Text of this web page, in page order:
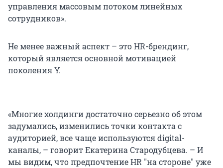
управления массовым потоком линейных
сотрудников».
Не менее важный аспект – это HR-брендинг,
который является основной мотивацией
поколения Y.
«Многие холдинги достаточно серьезно об этом
задумались, изменились точки контакта с
аудиторией, все чаще используются digital-
каналы, – говорит Екатерина Стародубцева. – И
мы видим, что предпочтение HR "на стороне" уже